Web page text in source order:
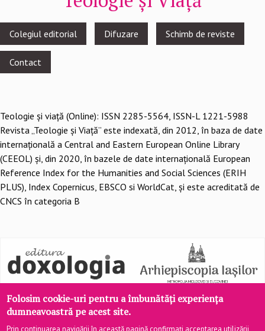
Footer
menu
Colegiul editorial Difuzare Schimb de reviste
Contact
Teologie şi viaţă (Online): ISSN 2285-5564, ISSN-L 1221-5988
Revista „Teologie și Viață” este indexată, din 2012, în baza de date
internațională a Central and Eastern European Online Library
(CEEOL) și, din 2020, în bazele de date internațională European
Reference Index for the Humanities and Social Sciences (ERIH
PLUS), Index Copernicus, EBSCO si WorldCat, și este acreditată de
CNCS în categoria B
Folosim cookie-uri pentru a îmbunătăți experiența
dumneavoastră pe acest site.
Prin continuarea navigării în această pagină confirmați acceptarea utilizării